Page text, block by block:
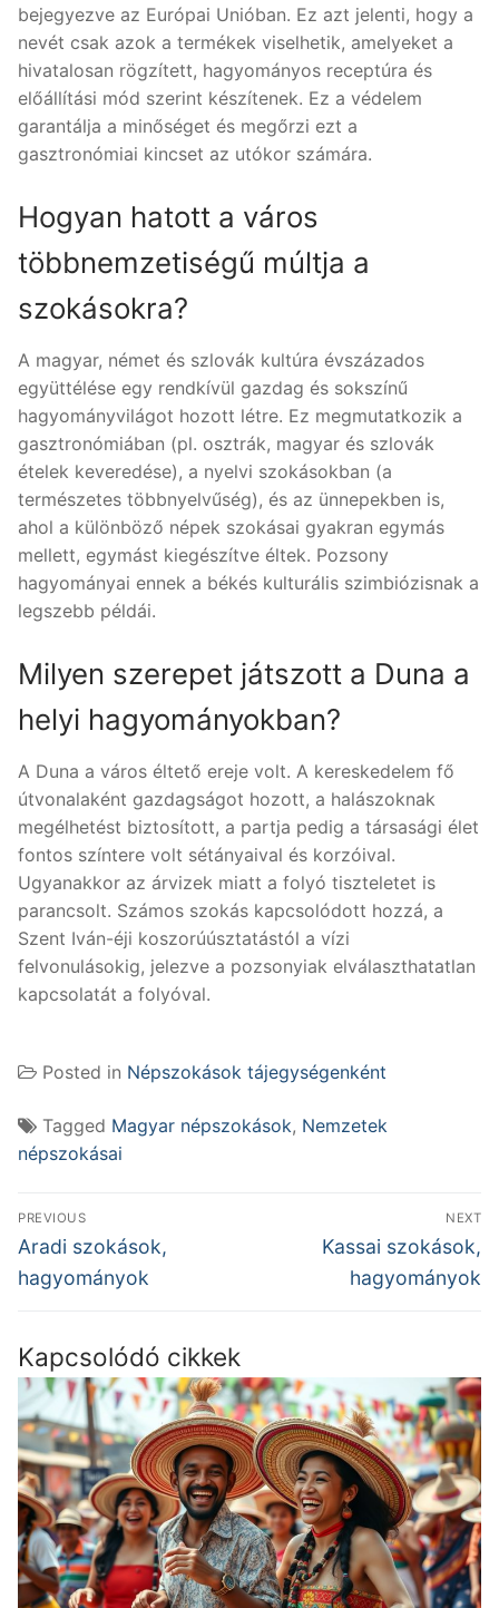
bejegyezve az Európai Unióban. Ez azt jelenti, hogy a
nevét csak azok a termékek viselhetik, amelyeket a
hivatalosan rögzített, hagyományos receptúra és
előállítási mód szerint készítenek. Ez a védelem
garantálja a minőséget és megőrzi ezt a
gasztronómiai kincset az utókor számára.
Hogyan hatott a város
többnemzetiségű múltja a
szokásokra?
A magyar, német és szlovák kultúra évszázados
együttélése egy rendkívül gazdag és sokszínű
hagyományvilágot hozott létre. Ez megmutatkozik a
gasztronómiában (pl. osztrák, magyar és szlovák
ételek keveredése), a nyelvi szokásokban (a
természetes többnyelvűség), és az ünnepekben is,
ahol a különböző népek szokásai gyakran egymás
mellett, egymást kiegészítve éltek. Pozsony
hagyományai ennek a békés kulturális szimbiózisnak a
legszebb példái.
Milyen szerepet játszott a Duna a
helyi hagyományokban?
A Duna a város éltető ereje volt. A kereskedelem fő
útvonalaként gazdagságot hozott, a halászoknak
megélhetést biztosított, a partja pedig a társasági élet
fontos színtere volt sétányaival és korzóival.
Ugyanakkor az árvizek miatt a folyó tiszteletet is
parancsolt. Számos szokás kapcsolódott hozzá, a
Szent Iván-éji koszorúúsztatástól a vízi
felvonulásokig, jelezve a pozsonyiak elválaszthatatlan
kapcsolatát a folyóval.
Posted in Népszokások tájegységenként
Tagged Magyar népszokások, Nemzetek
népszokásai
Bejegyzés
navigáció
PREVIOUS
Previous
post:
Aradi szokások,
hagyományok
NEXT
Next
post:
Kassai szokások,
hagyományok
Kapcsolódó cikkek